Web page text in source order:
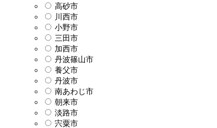
高砂市
川西市
小野市
三田市
加西市
丹波篠山市
養父市
丹波市
南あわじ市
朝来市
淡路市
宍粟市